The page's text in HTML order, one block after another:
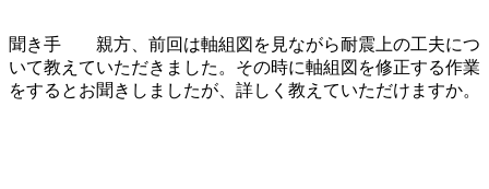
聞き手 親方、前回は軸組図を見ながら耐震上の工夫につ
いて教えていただきました。その時に軸組図を修正する作業
をするとお聞きしましたが、詳しく教えていただけますか。